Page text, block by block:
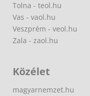
Tolna - teol.hu
Vas - vaol.hu
Veszprém - veol.hu
Zala - zaol.hu
Közélet
magyarnemzet.hu